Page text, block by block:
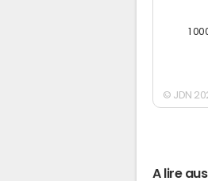
1
© JDN
A lire